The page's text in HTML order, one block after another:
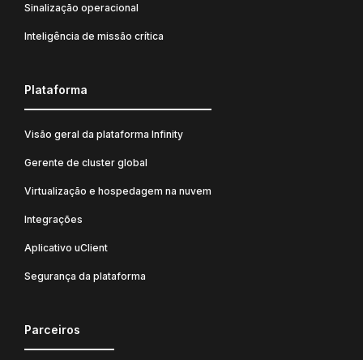
Sinalização operacional
Inteligência de missão crítica
Plataforma
Visão geral da plataforma Infinity
Gerente de cluster global
Virtualização e hospedagem na nuvem
Integrações
Aplicativo uClient
Segurança da plataforma
Parceiros